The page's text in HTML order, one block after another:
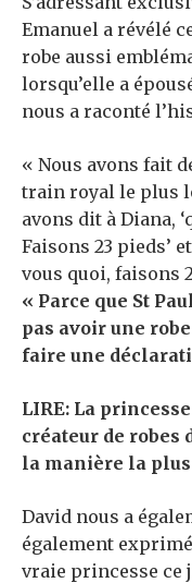
Emanuel a révélé
robe aussi
lorsqu’elle a
nous a raconté
« Nous avons fait
train royal le plus
avons dit à Diana,
Faisons 23 pieds’
vous quoi, faisons
« Parce que St
pas avoir une
faire une
LIRE: La
créateur de robes
la manière la plus
David nous a
également
vraie princesse ce